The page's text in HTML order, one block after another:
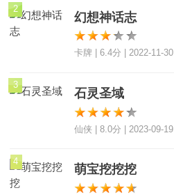
2
幻想神话志
卡牌 | 6.4分 | 2022-11-30
3
石灵圣域
仙侠 | 8.0分 | 2023-09-19
4
萌宝挖挖挖